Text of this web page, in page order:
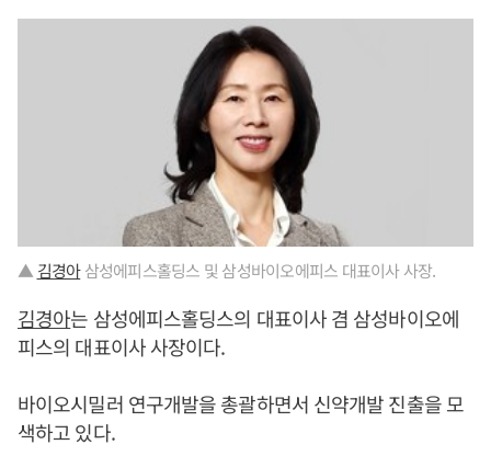
▲ 김경아삼성에피스홀딩스 및 삼성바이오에피스 대표이사 사장.
김경아는 삼성에피스홀딩스의 대표이사 겸 삼성바이오에
피스의 대표이사 사장이다.
바이오시밀러 연구개발을 총괄하면서 신약개발 진출을 모
색하고 있다.